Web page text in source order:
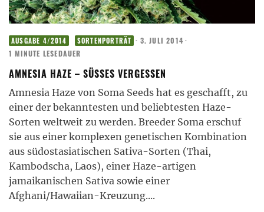
AUSGABE 4/2014 SORTENPORTRÄT · 3. JULI 2014 ·
1 MINUTE LESEDAUER
AMNESIA HAZE – SÜSSES VERGESSEN
Amnesia Haze von Soma Seeds hat es geschafft, zu
einer der bekanntesten und beliebtesten Haze-
Sorten weltweit zu werden. Breeder Soma erschuf
sie aus einer komplexen genetischen Kombination
aus südostasiatischen Sativa-Sorten (Thai,
Kambodscha, Laos), einer Haze-artigen
jamaikanischen Sativa sowie einer
Afghani/Hawaiian-Kreuzung....